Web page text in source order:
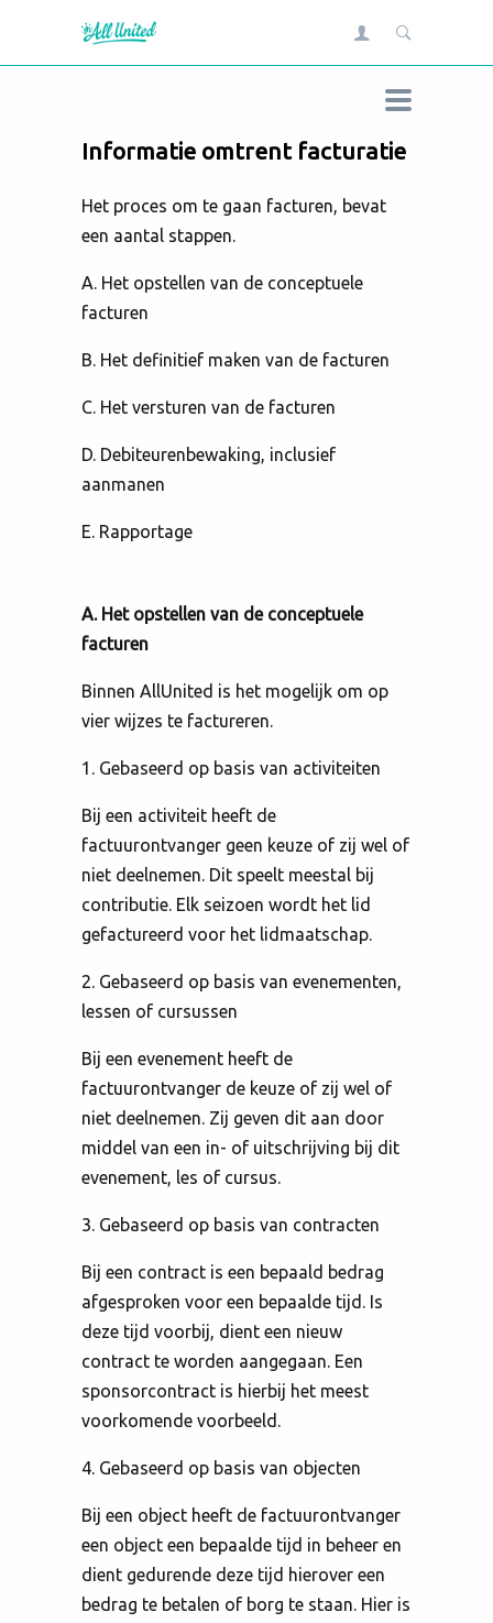
Informatie omtrent facturatie
Het proces om te gaan facturen, bevat
een aantal stappen.
A. Het opstellen van de conceptuele
facturen
B. Het definitief maken van de facturen
C. Het versturen van de facturen
D. Debiteurenbewaking, inclusief
aanmanen
E. Rapportage
A. Het opstellen van de conceptuele
facturen
Binnen AllUnited is het mogelijk om op
vier wijzes te factureren.
1. Gebaseerd op basis van activiteiten
Bij een activiteit heeft de
factuurontvanger geen keuze of zij wel of
niet deelnemen. Dit speelt meestal bij
contributie. Elk seizoen wordt het lid
gefactureerd voor het lidmaatschap.
2. Gebaseerd op basis van evenementen,
lessen of cursussen
Bij een evenement heeft de
factuurontvanger de keuze of zij wel of
niet deelnemen. Zij geven dit aan door
middel van een in- of uitschrijving bij dit
evenement, les of cursus.
3. Gebaseerd op basis van contracten
Bij een contract is een bepaald bedrag
afgesproken voor een bepaalde tijd. Is
deze tijd voorbij, dient een nieuw
contract te worden aangegaan. Een
sponsorcontract is hierbij het meest
voorkomende voorbeeld.
4. Gebaseerd op basis van objecten
Bij een object heeft de factuurontvanger
een object een bepaalde tijd in beheer en
dient gedurende deze tijd hierover een
bedrag te betalen of borg te staan. Hier is